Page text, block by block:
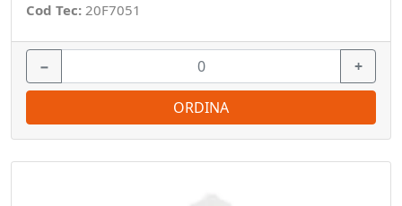
Cod Tec: 20F7051
− +
ORDINA